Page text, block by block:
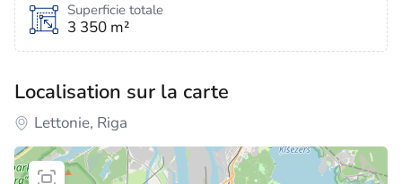
Superficie totale
3 350 m²
Localisation sur la carte
Lettonie, Riga